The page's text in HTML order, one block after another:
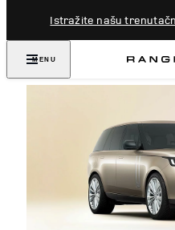
Istražite našu
MENU